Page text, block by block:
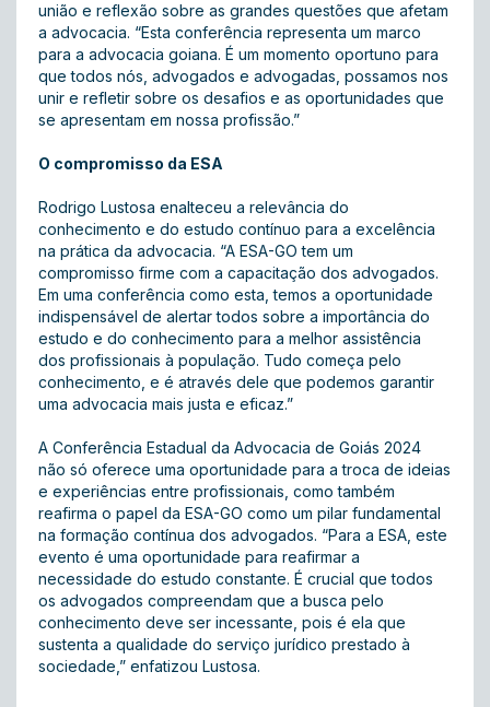
união e reflexão sobre as grandes questões que afetam
a advocacia. “Esta conferência representa um marco
para a advocacia goiana. É um momento oportuno para
que todos nós, advogados e advogadas, possamos nos
unir e refletir sobre os desafios e as oportunidades que
se apresentam em nossa profissão.”
O compromisso da ESA
Rodrigo Lustosa enalteceu a relevância do
conhecimento e do estudo contínuo para a excelência
na prática da advocacia. “A ESA-GO tem um
compromisso firme com a capacitação dos advogados.
Em uma conferência como esta, temos a oportunidade
indispensável de alertar todos sobre a importância do
estudo e do conhecimento para a melhor assistência
dos profissionais à população. Tudo começa pelo
conhecimento, e é através dele que podemos garantir
uma advocacia mais justa e eficaz.”
A Conferência Estadual da Advocacia de Goiás 2024
não só oferece uma oportunidade para a troca de ideias
e experiências entre profissionais, como também
reafirma o papel da ESA-GO como um pilar fundamental
na formação contínua dos advogados. “Para a ESA, este
evento é uma oportunidade para reafirmar a
necessidade do estudo constante. É crucial que todos
os advogados compreendam que a busca pelo
conhecimento deve ser incessante, pois é ela que
sustenta a qualidade do serviço jurídico prestado à
sociedade,” enfatizou Lustosa.